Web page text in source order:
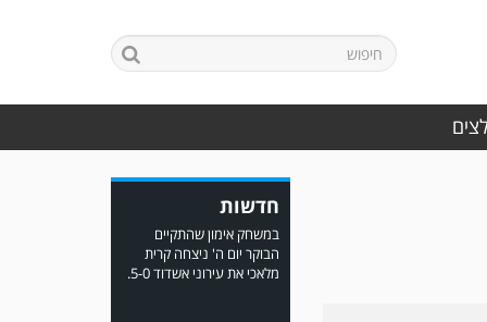
חדשות
במשחק אימון שהתקיים
הבוקר יום ה' ניצחה קרית